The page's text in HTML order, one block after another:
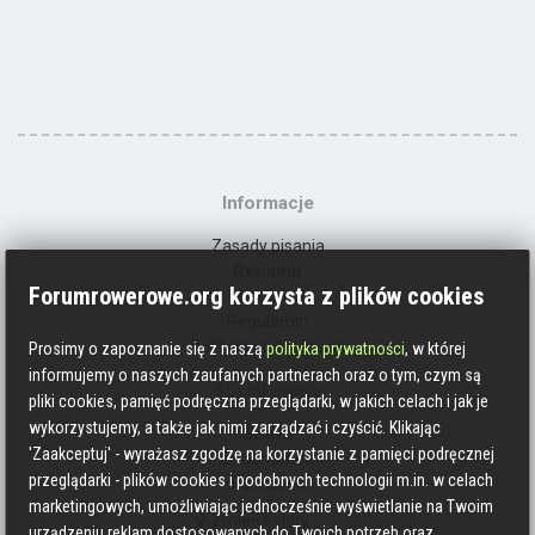
Informacje
Zasady pisania
Kontakt
Polityka prywatności
Social media
Strava
Endomondo
Facebook
Zmień kolory
Forumrowerowe.org korzysta z plików cookies
Prosimy o zapoznanie się z nasząpolityka prywatności, w której
informujemy o naszych zaufanych partnerach oraz o tym, czym są
pliki cookies, pamięć podręczna przeglądarki, w jakich celach i jak je
wykorzystujemy, a także jak nimi zarządzać i czyścić. Klikając
'Zaakceptuj' - wyrażasz zgodzę na korzystanie z pamięci podręcznej
przeglądarki - plików cookies i podobnych technologii m.in. w celach
marketingowych, umożliwiając jednocześnie wyświetlanie na Twoim